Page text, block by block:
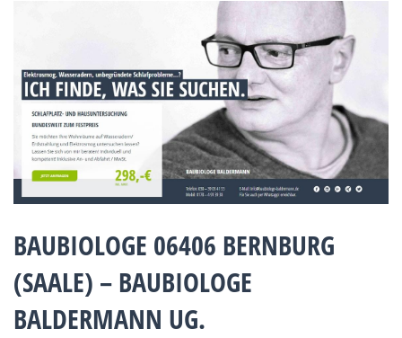
BAUBIOLOGE 06406 BERNBURG
(SAALE) – BAUBIOLOGE
BALDERMANN UG.